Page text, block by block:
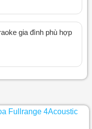
gia đình phù hợp